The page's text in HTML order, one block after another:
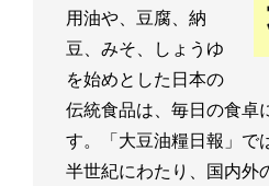
用油や、豆腐、納
豆、みそ、しょうゆ
を始めとした日本の
伝統食品は、毎日の食卓
す。「大豆油糧日報」で
半世紀にわたり、国内外